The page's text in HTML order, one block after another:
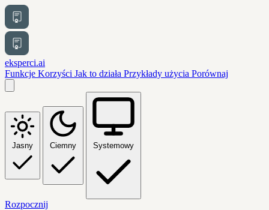
eksperci.ai
Funkcje Korzyści Jak to działa Przykłady użycia Porównaj
Jasny Ciemny Systemowy
Rozpocznij